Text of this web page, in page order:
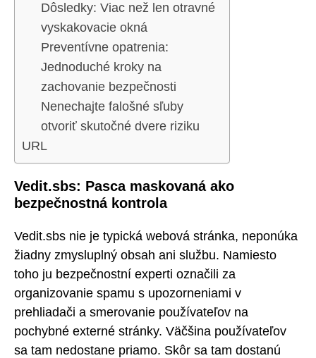
Dôsledky: Viac než len otravné
vyskakovacie okná
Preventívne opatrenia:
Jednoduché kroky na
zachovanie bezpečnosti
Nenechajte falošné sľuby
otvoriť skutočné dvere riziku
URL
Vedit.sbs: Pasca maskovaná ako
bezpečnostná kontrola
Vedit.sbs nie je typická webová stránka, neponúka
žiadny zmysluplný obsah ani službu. Namiesto
toho ju bezpečnostní experti označili za
organizovanie spamu s upozorneniami v
prehliadači a smerovanie používateľov na
pochybné externé stránky. Väčšina používateľov
sa tam nedostane priamo. Skôr sa tam dostanú